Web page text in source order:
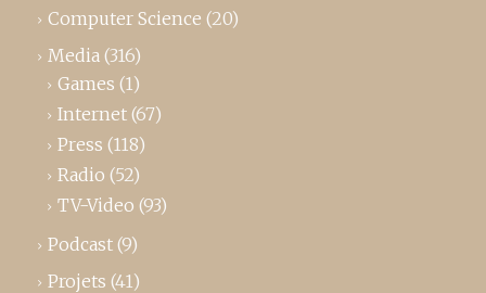
Computer Science (20)
Media (316)
Games (1)
Internet (67)
Press (118)
Radio (52)
TV-Video (93)
Podcast (9)
Projets (41)